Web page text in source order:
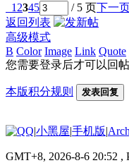
1 2345 / 5 页下一
返回列表
高级模式
B Color Image Link Quote
您需要登录后才可以回帖
本版积分规则 发表回复
|小黑屋|手机版|
GMT+8, 2026-8-6 20:52 ,